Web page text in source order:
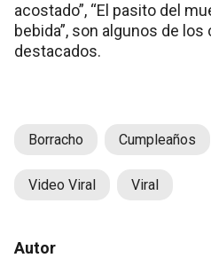
acostado”, “El pasito del
bebida”, son algunos de
destacados.
Borracho Cumpleaños
Video Viral Viral
Autor